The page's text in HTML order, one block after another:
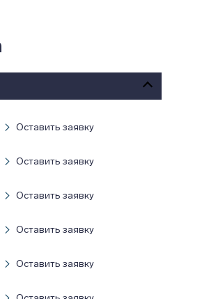
Оставить заявку
Оставить заявку
Оставить заявку
Оставить заявку
Оставить заявку